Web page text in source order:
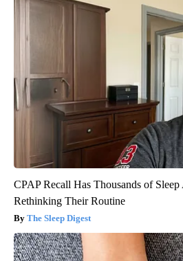
CPAP Recall Has Thousands of Sleep
Rethinking Their Routine
The Sleep Digest